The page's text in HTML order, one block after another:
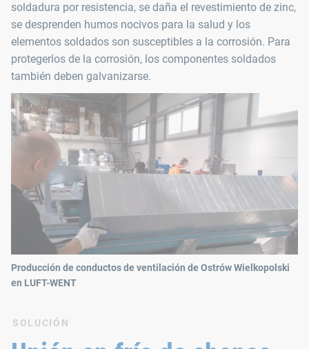
soldadura por resistencia, se daña el revestimiento de zinc,
se desprenden humos nocivos para la salud y los
elementos soldados son susceptibles a la corrosión. Para
protegerlos de la corrosión, los componentes soldados
también deben galvanizarse.
Producción de conductos de ventilación de Ostrów Wielkopolski
en LUFT-WENT
SOLUCIÓN